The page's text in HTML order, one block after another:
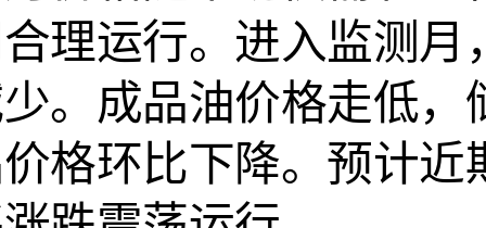
理运行。进入监测
。成品油价格走低
格环比下降。预计